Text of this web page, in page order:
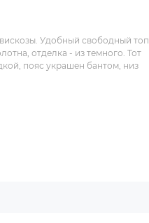
Удобный свободный топ
отделка - из темного. Тот
пояс украшен бантом, низ